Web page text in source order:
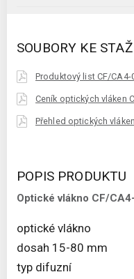
SOUBORY KE
Produktový list CF/CA4-
Ceník optických vláken
Přehled optických
POPIS PRODUKTU
Optické vlákno CF/
optické vlákno
dosah 15-80 mm
typ difuzní